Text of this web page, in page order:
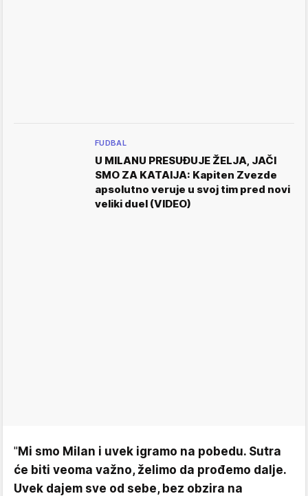
FUDBAL
U MILANU PRESUĐUJE ŽELJA, JAČI
SMO ZA KATAIJA: Kapiten Zvezde
apsolutno veruje u svoj tim pred novi
veliki duel (VIDEO)
"Mi smo Milan i uvek igramo na pobedu. Sutra
će biti veoma važno, želimo da prođemo dalje.
Uvek dajem sve od sebe, bez obzira na